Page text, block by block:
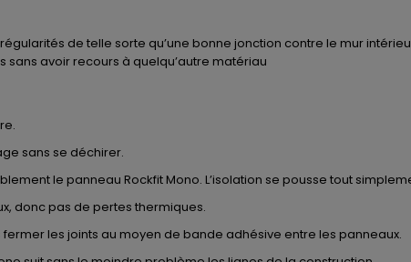
de telle sorte qu’une bonne jonction contre le mur
avoir recours à quelqu’autre matériau
sans se déchirer.
le panneau Rockfit Mono. L’isolation se pousse tout
donc pas de pertes thermiques.
les joints au moyen de bande adhésive entre les panneaux.